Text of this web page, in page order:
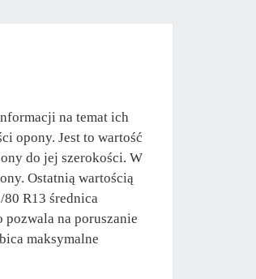
na temat ich
opony. Jest to wartość
do jej szerokości. W
Ostatnią wartością
R13 średnica
pozwala na poruszanie
maksymalne